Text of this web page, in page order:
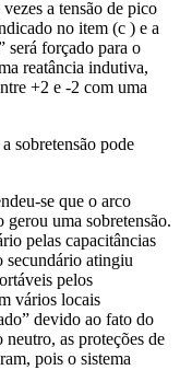
a tensão de pico
no item (c ) e a
será forçado para o
reatância indutiva,
+2 e -2 com uma
sobretensão pode
se que o arco
uma sobretensão.
pelas capacitâncias
secundário atingiu
pelos
vários locais
devido ao fato do
neutro, as proteções de
pois o sistema